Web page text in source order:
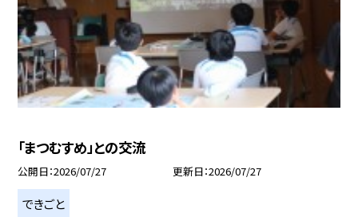
「まつむすめ」との交流
公開日 2026/07/27 更新日 2026/07/27
できごと